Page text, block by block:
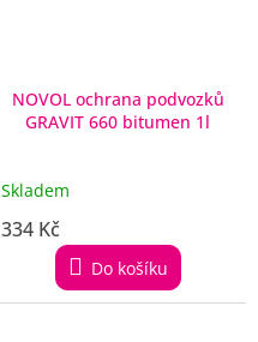
NOVOL ochrana podvozků
GRAVIT 660 bitumen 1l
Skladem
334 Kč
Do košíku